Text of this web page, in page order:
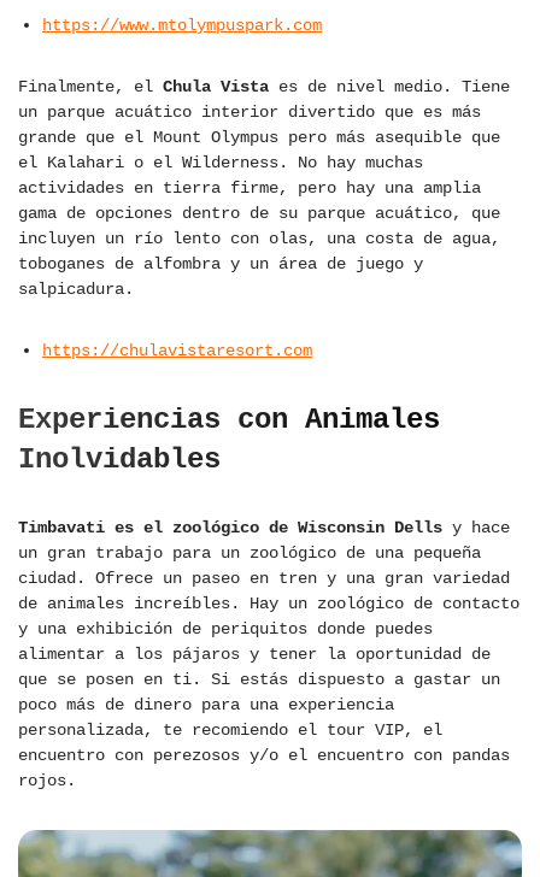
https://www.mtolympuspark.com
Finalmente, el Chula Vista es de nivel medio. Tiene
un parque acuático interior divertido que es más
grande que el Mount Olympus pero más asequible que
el Kalahari o el Wilderness. No hay muchas
actividades en tierra firme, pero hay una amplia
gama de opciones dentro de su parque acuático, que
incluyen un río lento con olas, una costa de agua,
toboganes de alfombra y un área de juego y
salpicadura.
https://chulavistaresort.com
Experiencias con Animales
Inolvidables
Timbavati es el zoológico de Wisconsin Dells y hace
un gran trabajo para un zoológico de una pequeña
ciudad. Ofrece un paseo en tren y una gran variedad
de animales increíbles. Hay un zoológico de contacto
y una exhibición de periquitos donde puedes
alimentar a los pájaros y tener la oportunidad de
que se posen en ti. Si estás dispuesto a gastar un
poco más de dinero para una experiencia
personalizada, te recomiendo el tour VIP, el
encuentro con perezosos y/o el encuentro con pandas
rojos.